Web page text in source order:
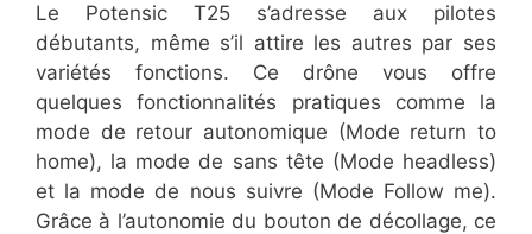
Le Potensic T25 s’adresse aux pilotes
débutants, même s’il attire les autres par ses
variétés fonctions. Ce drône vous offre
quelques fonctionnalités pratiques comme la
mode de retour autonomique (Mode return to
home), la mode de sans tête (Mode headless)
et la mode de nous suivre (Mode Follow me).
Grâce à l’autonomie du bouton de décollage, ce